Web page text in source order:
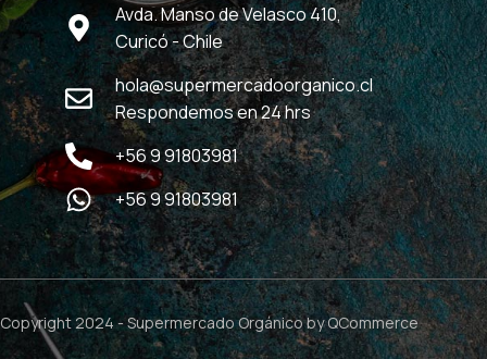
Avda. Manso de Velasco 410,
Curicó - Chile
hola@supermercadoorganico.cl
Respondemos en 24 hrs
+56 9 91803981
+56 9 91803981
Copyright 2024 -Supermercado Orgánicoby QCommerce